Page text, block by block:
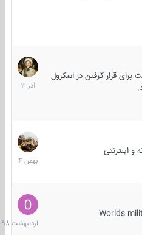
قرار گرفتن در اسکرول
7
آذر
1403
30
بهمن
1404
Worlds
10
1398